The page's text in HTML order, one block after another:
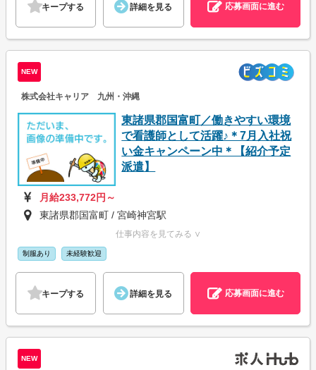
キープする 詳細を見る 応募画面に進む
NEW
株式会社キャリア 九州・沖縄
東諸県郡国富町／働きやすい環境
で看護師として活躍♪＊7月入社祝
い金キャンペーン中＊【紹介予定
派遣】
月給233,772円～
東諸県郡国富町 / 宮崎神宮駅
仕事内容を見てみる ∨
制服あり 未経験歓迎
キープする 詳細を見る 応募画面に進む
NEW